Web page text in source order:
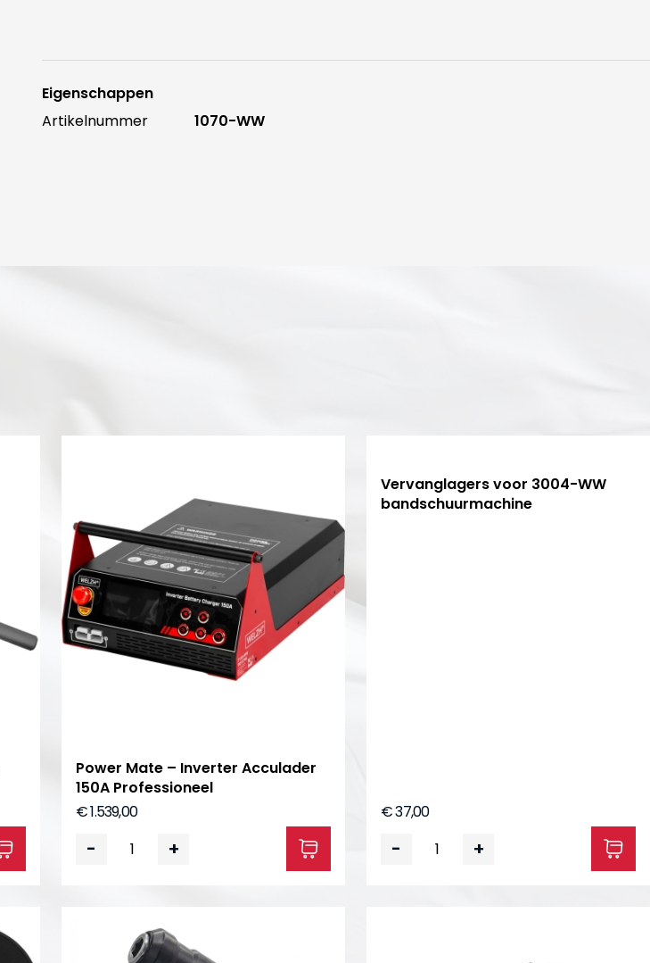
Eigenschappen
Artikelnummer
1070-WW
Power Mate – Inverter Acculader
150A Professioneel
€ 1.539,00
- +
Vervanglagers voor 3004-WW
bandschuurmachine
€ 37,00
- +